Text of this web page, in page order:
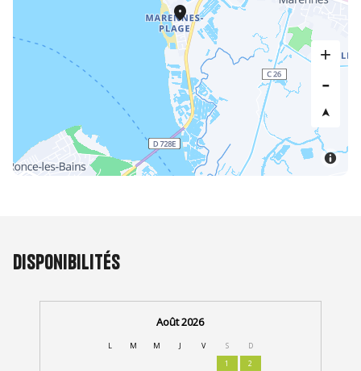
Disponibilités